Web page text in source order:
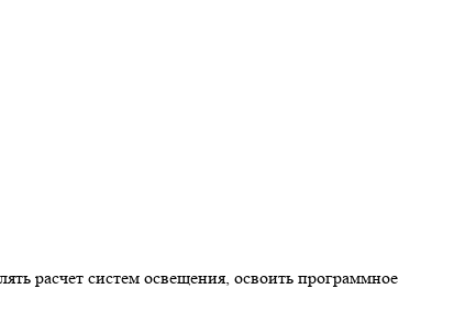
расчет систем освещения, освоить программное